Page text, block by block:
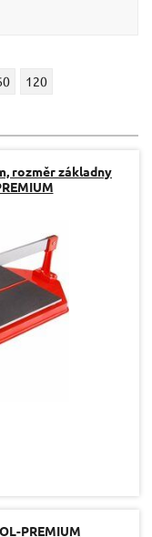
120
rozměr základny
PREMIUM